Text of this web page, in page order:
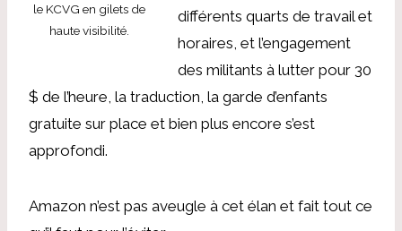
le KCVG en gilets de
haute visibilité.
différents quarts de travail et
horaires, et l’engagement
des militants à lutter pour 30
$ de l’heure, la traduction, la garde d’enfants
gratuite sur place et bien plus encore s’est
approfondi.
Amazon n’est pas aveugle à cet élan et fait tout ce